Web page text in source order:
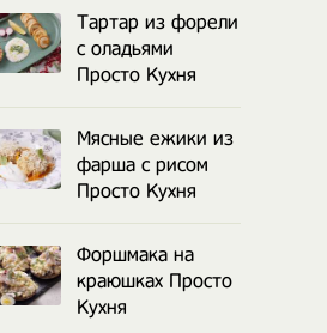
Тартар из форели
с оладьями
Просто Кухня
Мясные ежики из
фарша с рисом
Просто Кухня
Форшмака на
краюшках Просто
Кухня